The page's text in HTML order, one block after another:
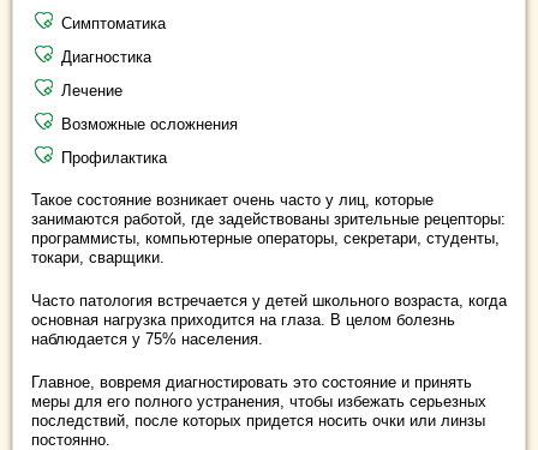
Симптоматика
Диагностика
Лечение
Возможные осложнения
Профилактика
Такое состояние возникает очень часто у лиц, которые
занимаются работой, где задействованы зрительные рецепторы:
программисты, компьютерные операторы, секретари, студенты,
токари, сварщики.
Часто патология встречается у детей школьного возраста, когда
основная нагрузка приходится на глаза. В целом болезнь
наблюдается у 75% населения.
Главное, вовремя диагностировать это состояние и принять
меры для его полного устранения, чтобы избежать серьезных
последствий, после которых придется носить очки или линзы
постоянно.